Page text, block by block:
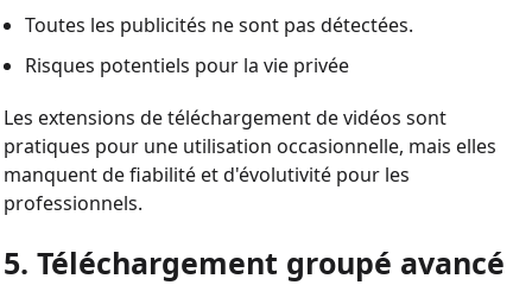
Toutes les publicités ne sont pas détectées.
Risques potentiels pour la vie privée
Les extensions de téléchargement de vidéos sont
pratiques pour une utilisation occasionnelle, mais elles
manquent de fiabilité et d'évolutivité pour les
professionnels.
5. Téléchargement groupé avancé